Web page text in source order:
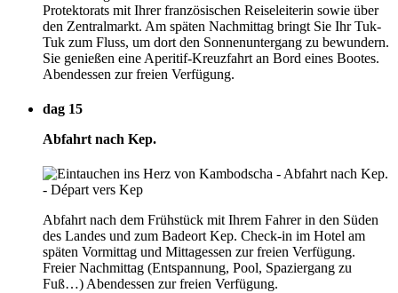
Protektorats mit Ihrer französischen Reiseleiterin sowie über
den Zentralmarkt. Am späten Nachmittag bringt Sie Ihr Tuk-
Tuk zum Fluss, um dort den Sonnenuntergang zu bewundern.
Sie genießen eine Aperitif-Kreuzfahrt an Bord eines Bootes.
Abendessen zur freien Verfügung.
dag 15
Abfahrt nach Kep.
Abfahrt nach dem Frühstück mit Ihrem Fahrer in den Süden
des Landes und zum Badeort Kep. Check-in im Hotel am
späten Vormittag und Mittagessen zur freien Verfügung.
Freier Nachmittag (Entspannung, Pool, Spaziergang zu
Fuß…) Abendessen zur freien Verfügung.